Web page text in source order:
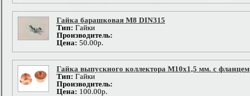
Гайка барашковая М8 DIN315
Тип: Гайки
Производитель:
Цена: 50.00р.
Гайка выпускного коллектора М10х1,5 мм. с фланцем
Тип: Гайки
Производитель:
Цена: 100.00р.